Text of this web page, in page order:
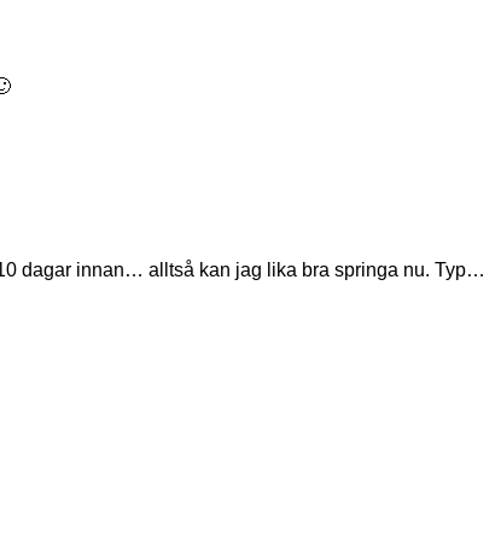
dagar innan… alltså kan jag lika bra springa nu. Typ…